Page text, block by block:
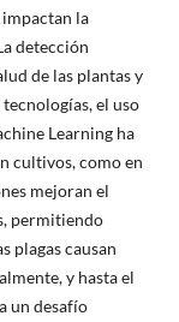
la
detección
de las plantas y
el uso
Learning ha
cultivos, como en
mejoran el
permitiendo
plagas causan
y hasta el
un desafío